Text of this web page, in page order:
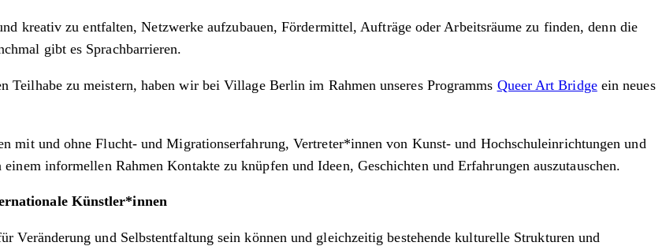
kreativ zu entfalten, Netzwerke aufzubauen, Fördermittel, Aufträge oder Arbeitsräume zu finden, denn die
gibt es Sprachbarrieren.
zu meistern, haben wir bei Village Berlin im Rahmen unseres Programms Queer Art Bridgeein neues
mit und ohne Flucht- und Migrationserfahrung, Vertreter*innen von Kunst- und Hochschuleinrichtungen und
informellen Rahmen Kontakte zu knüpfen und Ideen, Geschichten und Erfahrungen auszutauschen.
Künstler*innen
und Selbstentfaltung sein können und gleichzeitig bestehende kulturelle Strukturen und